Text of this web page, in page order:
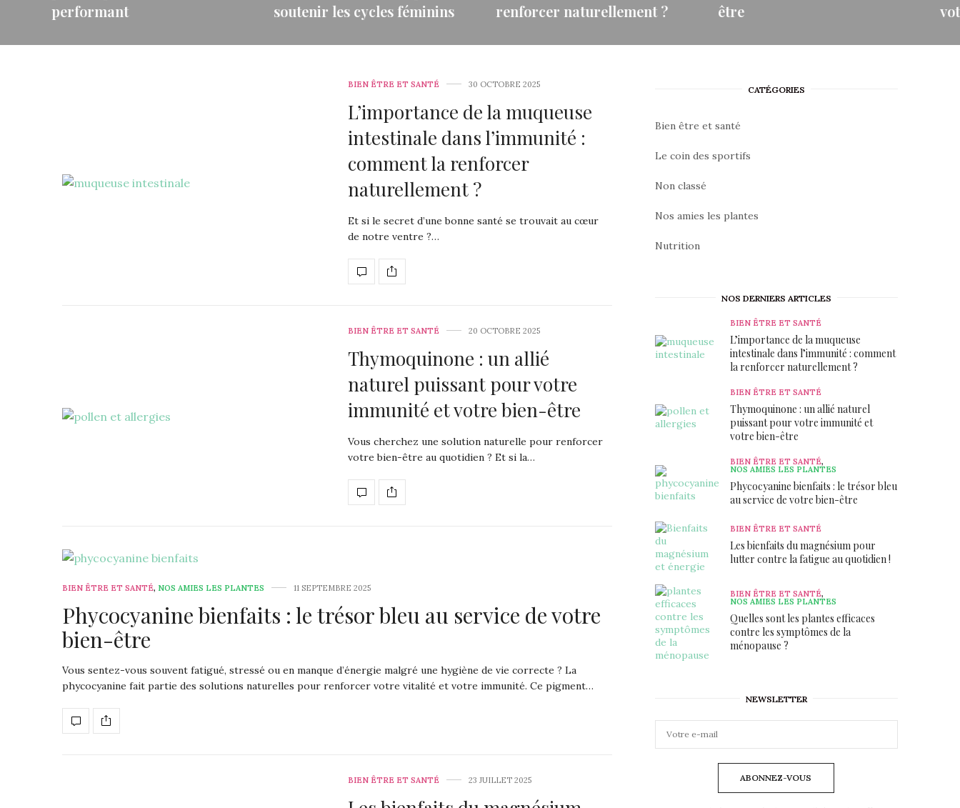
soutenir les cycles féminins
renforcer naturellement ?
être
votre bien-être
VOIR PLUS →
BIEN ÊTRE ET SANTÉ 30 OCTOBRE 2025
L’importance de la muqueuse
intestinale dans l’immunité :
comment la renforcer
naturellement ?
Et si le secret d’une bonne santé se trouvait au cœur
de notre ventre ?…
BIEN ÊTRE ET SANTÉ 20 OCTOBRE 2025
Thymoquinone : un allié
naturel puissant pour votre
immunité et votre bien-être
Vous cherchez une solution naturelle pour renforcer
votre bien-être au quotidien ? Et si la…
BIEN ÊTRE ET SANTÉ, NOS AMIES LES PLANTES 11 SEPTEMBRE 2025
Phycocyanine bienfaits : le trésor bleu au service de votre
bien-être
Vous sentez-vous souvent fatigué, stressé ou en manque d’énergie malgré une hygiène de vie correcte ? La
phycocyanine fait partie des solutions naturelles pour renforcer votre vitalité et votre immunité. Ce pigment…
BIEN ÊTRE ET SANTÉ 23 JUILLET 2025
CATÉGORIES
Bien être et santé
Le coin des sportifs
Non classé
Nos amies les plantes
Nutrition
NOS DERNIERS ARTICLES
BIEN ÊTRE ET SANTÉ
L’importance de la muqueuse
intestinale dans l’immunité : comment
la renforcer naturellement ?
BIEN ÊTRE ET SANTÉ
Thymoquinone : un allié naturel
puissant pour votre immunité et
votre bien-être
BIEN ÊTRE ET SANTÉ,
NOS AMIES LES PLANTES
Phycocyanine bienfaits : le trésor bleu
au service de votre bien-être
BIEN ÊTRE ET SANTÉ
Les bienfaits du magnésium pour
lutter contre la fatigue au quotidien !
BIEN ÊTRE ET SANTÉ,
NOS AMIES LES PLANTES
Quelles sont les plantes efficaces
contre les symptômes de la
ménopause ?
NEWSLETTER
ABONNEZ-VOUS